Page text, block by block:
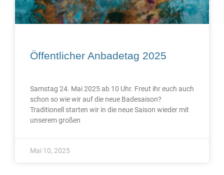
Öffentlicher Anbadetag 2025
Samstag 24. Mai 2025 ab 10 Uhr. Freut ihr euch auch
schon so wie wir auf die neue Badesaison?
Traditionell starten wir in die neue Saison wieder mit
unserem großen
Mai 10, 2025